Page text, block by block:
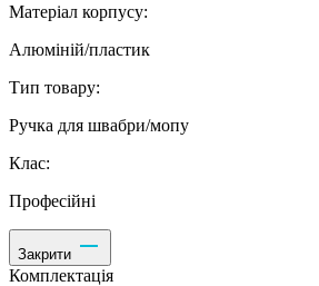
Матеріал корпусу:
Алюміній/пластик
Тип товару:
Ручка для швабри/мопу
Клас:
Професійні
Закрити
Комплектація